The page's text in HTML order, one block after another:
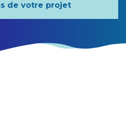
de votre projet